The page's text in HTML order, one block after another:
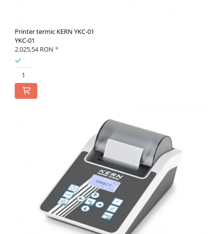
Printer termic KERN YKC-01
YKC-01
2.025,54 RON *